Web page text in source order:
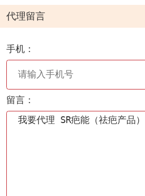
代理留言
手机：
留言：